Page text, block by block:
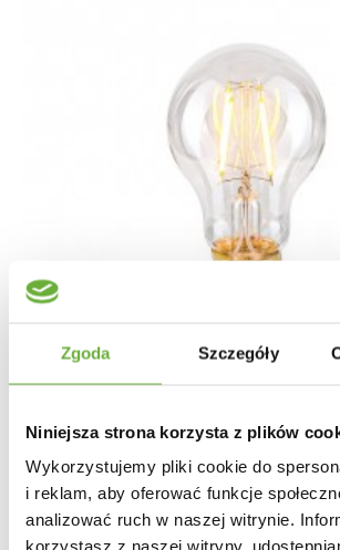
Zgoda Szczegóły
Niniejsza strona korzysta z plików
Wykorzystujemy pliki cookie do
i reklam, aby oferować funkcje
analizować ruch w naszej witrynie.
korzystasz z naszej witryny,
ŻARÓWKA PRZEZROCZYSTA E27 4W
30,50 zł